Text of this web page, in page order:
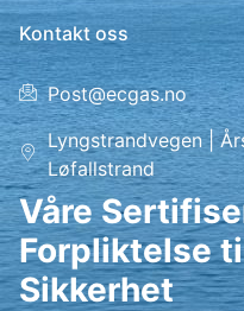
Kontakt oss
Post@ecgas.no
Lyngstrandvegen |
Løfallstrand
Våre
Forpliktelse
Sikkerhet